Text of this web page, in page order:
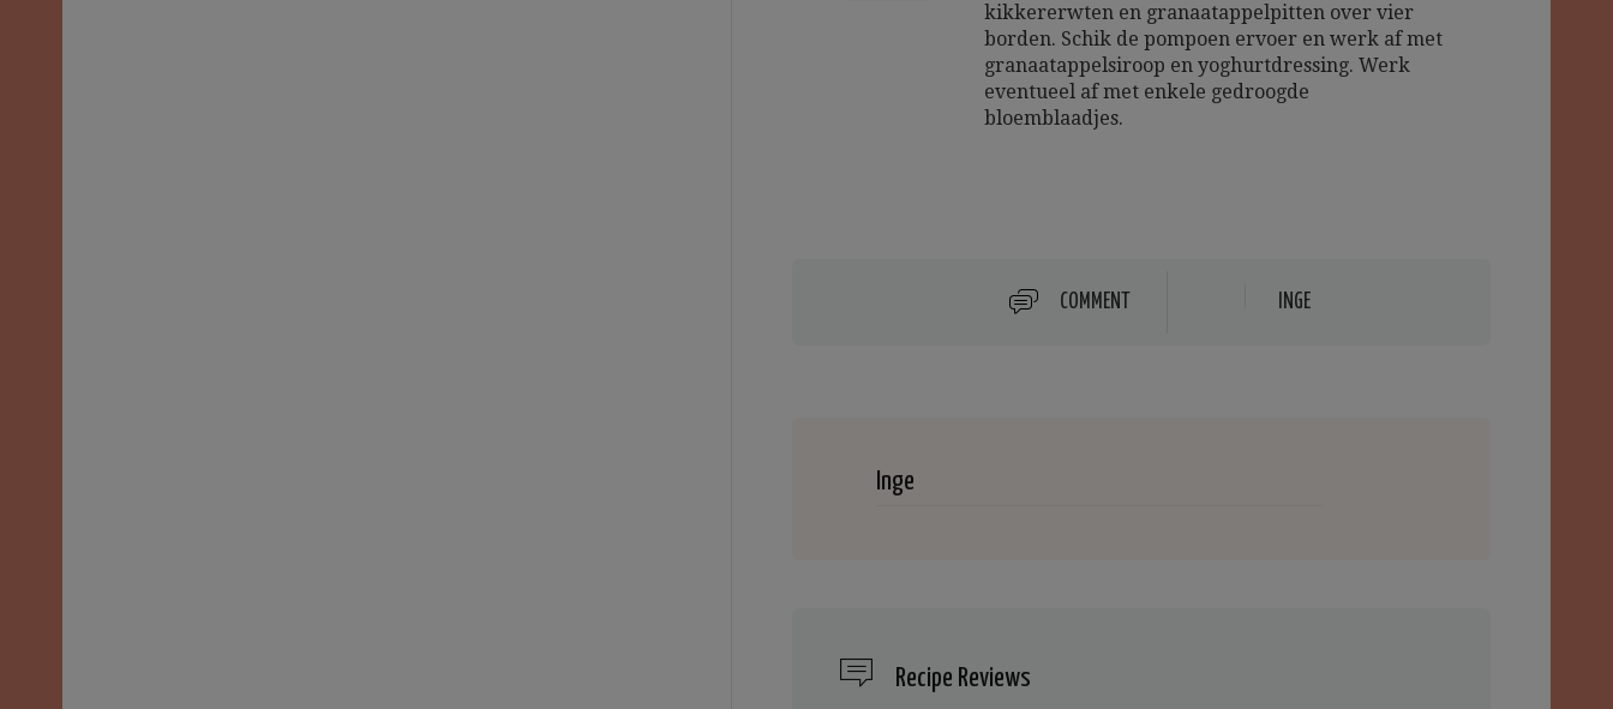
kikkererwten en granaatappelpitten over vier
borden. Schik de pompoen ervoer en werk af met
granaatappelsiroop en yoghurtdressing. Werk
eventueel af met enkele gedroogde
bloemblaadjes.
COMMENT INGE
Inge
Recipe Reviews